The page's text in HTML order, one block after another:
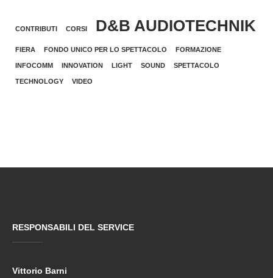
CONTRIBUTI CORSI D&B AUDIOTECHNIK
FIERA FONDO UNICO PER LO SPETTACOLO FORMAZIONE
INFOCOMM INNOVATION LIGHT SOUND SPETTACOLO
TECHNOLOGY VIDEO
RESPONSABILI DEL SERVICE
Vittorio Barni